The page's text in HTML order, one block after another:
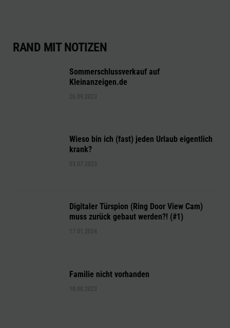
RAND MIT NOTIZEN
Sommerschlussverkauf auf
Kleinanzeigen.de
26.09.2023
Wieso bin ich (fast) jeden Urlaub eigentlich
krank?
03.07.2023
Digitaler Türspion (Ring Door View Cam)
muss zurück gebaut werden?! (#1)
17.01.2024
Familie nicht vorhanden
18.08.2023